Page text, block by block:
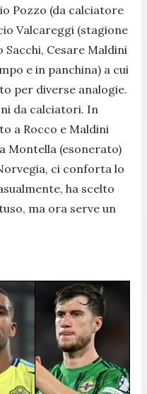
Pozzo (da calciatore
Valcareggi (stagione
Cesare Maldini
e in panchina) a cui
per diverse analogie.
da calciatori. In
a Rocco e Maldini
Montella (esonerato)
ci conforta lo
ha scelto
ma ora serve un